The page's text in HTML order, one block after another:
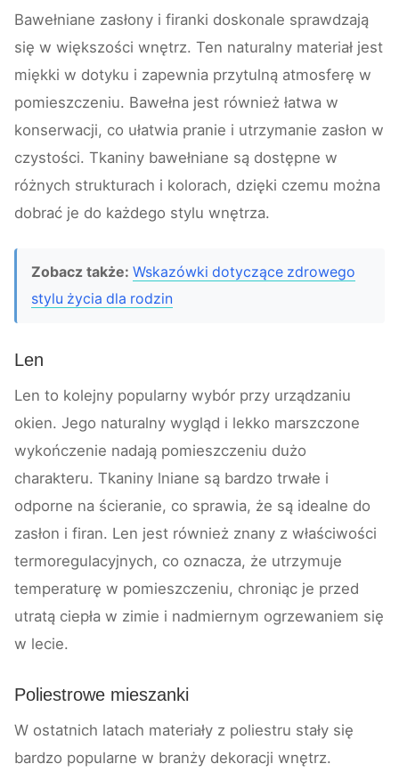
Bawełniane zasłony i firanki doskonale sprawdzają
się w większości wnętrz. Ten naturalny materiał jest
miękki w dotyku i zapewnia przytulną atmosferę w
pomieszczeniu. Bawełna jest również łatwa w
konserwacji, co ułatwia pranie i utrzymanie zasłon w
czystości. Tkaniny bawełniane są dostępne w
różnych strukturach i kolorach, dzięki czemu można
dobrać je do każdego stylu wnętrza.
Zobacz także: Wskazówki dotyczące zdrowego
stylu życia dla rodzin
Len
Len to kolejny popularny wybór przy urządzaniu
okien. Jego naturalny wygląd i lekko marszczone
wykończenie nadają pomieszczeniu dużo
charakteru. Tkaniny lniane są bardzo trwałe i
odporne na ścieranie, co sprawia, że są idealne do
zasłon i firan. Len jest również znany z właściwości
termoregulacyjnych, co oznacza, że utrzymuje
temperaturę w pomieszczeniu, chroniąc je przed
utratą ciepła w zimie i nadmiernym ogrzewaniem się
w lecie.
Poliestrowe mieszanki
W ostatnich latach materiały z poliestru stały się
bardzo popularne w branży dekoracji wnętrz.